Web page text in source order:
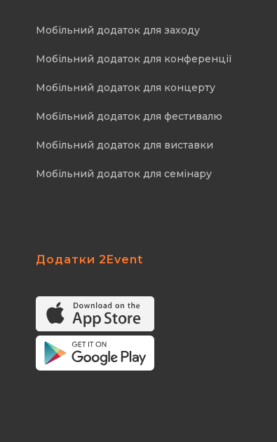
Мобільний додаток для заходу
Мобільний додаток для конференції
Мобільний додаток для концерту
Мобільний додаток для фестивалю
Мобільний додаток для виставки
Мобільний додаток для семінару
Додатки 2Event